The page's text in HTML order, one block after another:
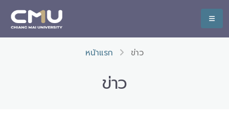
หน้าแรก ข่าว
ข่าว